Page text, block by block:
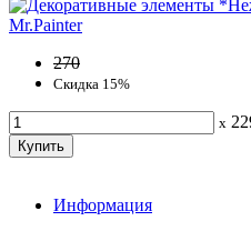
270
Скидка 15%
x
Информация